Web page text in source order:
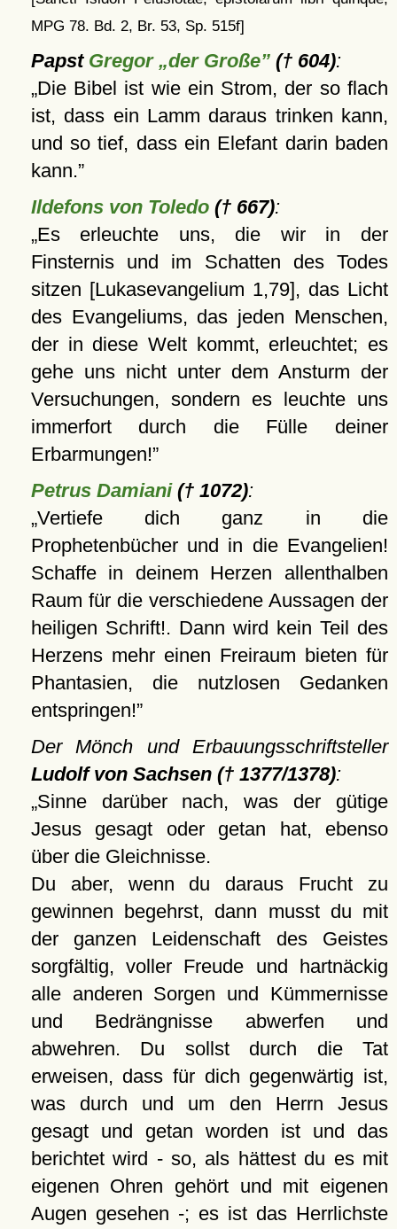
MPG 78. Bd. 2, Br. 53, Sp. 515f]
Papst Gregor „der Große”(† 604):
Die Bibel ist wie ein Strom, der so flach
ist, dass ein Lamm daraus trinken kann,
und so tief, dass ein Elefant darin baden
kann.
Ildefons von Toledo(† 667):
Es erleuchte uns, die wir in der
Finsternis und im Schatten des Todes
sitzen [Lukasevangelium 1,79], das Licht
des Evangeliums, das jeden Menschen,
der in diese Welt kommt, erleuchtet; es
gehe uns nicht unter dem Ansturm der
Versuchungen, sondern es leuchte uns
immerfort durch die Fülle deiner
Erbarmungen!
Petrus Damiani(† 1072):
Vertiefe dich ganz in die
Prophetenbücher und in die Evangelien!
Schaffe in deinem Herzen allenthalben
Raum für die verschiedene Aussagen der
heiligen Schrift!. Dann wird kein Teil des
Herzens mehr einen Freiraum bieten für
Phantasien, die nutzlosen Gedanken
entspringen!
Der Mönch und Erbauungsschriftsteller
Ludolf von Sachsen († 1377/1378):
Sinne darüber nach, was der gütige
Jesus gesagt oder getan hat, ebenso
über die Gleichnisse.
Du aber, wenn du daraus Frucht zu
gewinnen begehrst, dann musst du mit
der ganzen Leidenschaft des Geistes
sorgfältig, voller Freude und hartnäckig
alle anderen Sorgen und Kümmernisse
und Bedrängnisse abwerfen und
abwehren. Du sollst durch die Tat
erweisen, dass für dich gegenwärtig ist,
was durch und um den Herrn Jesus
gesagt und getan worden ist und das
berichtet wird - so, als hättest du es mit
eigenen Ohren gehört und mit eigenen
Augen gesehen -; es ist das Herrlichste